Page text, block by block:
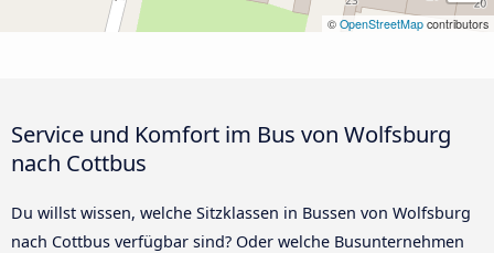
© OpenStreetMap contributors
Service und Komfort im Bus von Wolfsburg
nach Cottbus
Du willst wissen, welche Sitzklassen in Bussen von Wolfsburg
nach Cottbus verfügbar sind? Oder welche Busunternehmen